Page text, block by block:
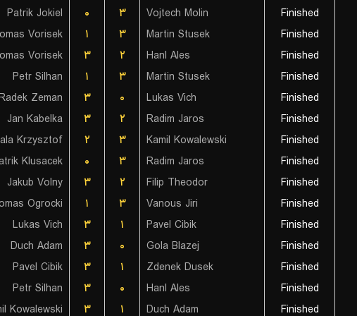
Patrik Jokiel
۰ ۳ Vojtech Molin Finished
Vorisek
۱ ۳ Martin Stusek Finished
Vorisek
۳ ۲ Hanl Ales Finished
Petr Silhan
۱ ۳ Martin Stusek Finished
Zeman
۳ ۰ Lukas Vich Finished
Jan Kabelka
۳ ۲ Radim Jaros Finished
Krzysztof
۲ ۳ Kamil Kowalewski Finished
Klusacek
۰ ۳ Radim Jaros Finished
Jakub Volny
۳ ۲ Filip Theodor Finished
Ogrocki
۱ ۳ Vanous Jiri Finished
Lukas Vich
۳ ۱ Pavel Cibik Finished
Duch Adam
۳ ۰ Gola Blazej Finished
Pavel Cibik
۳ ۱ Zdenek Dusek Finished
Petr Silhan
۳ ۰ Hanl Ales Finished
Kowalewski
۳ ۱ Duch Adam Finished